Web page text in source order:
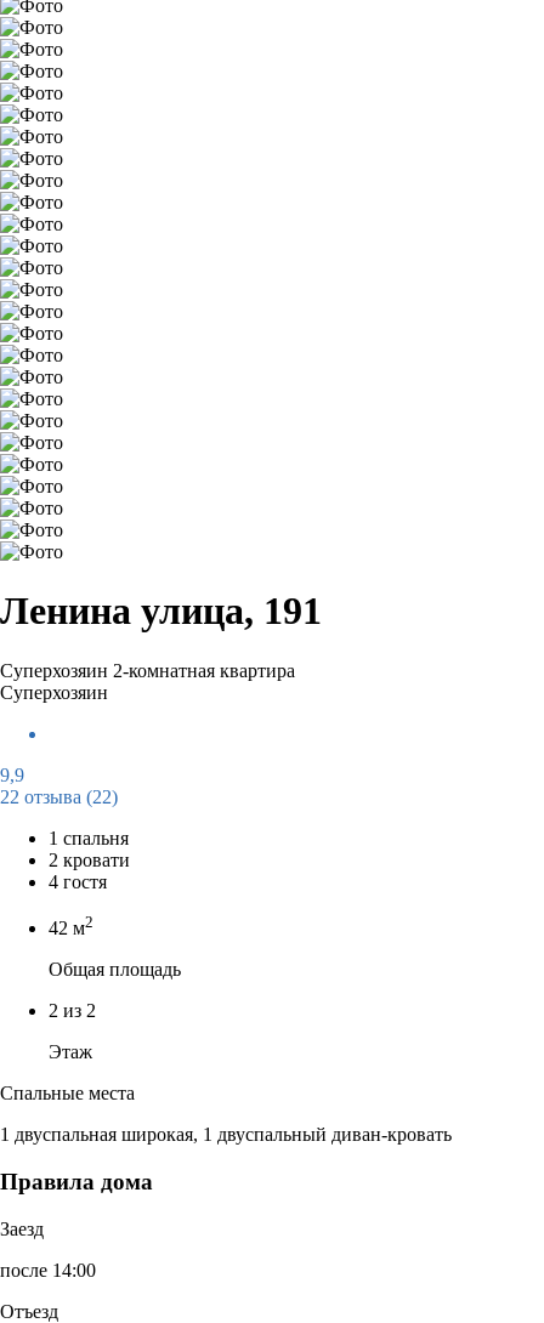
Ленина улица, 191
Суперхозяин 2-комнатная квартира
Суперхозяин
9,9
22 отзыва (22)
1 спальня
2 кровати
4 гостя
42 м2
Общая площадь
2 из 2
Этаж
Спальные места
1 двуспальная широкая, 1 двуспальный диван-кровать
Правила дома
Заезд
после 14:00
Отъезд